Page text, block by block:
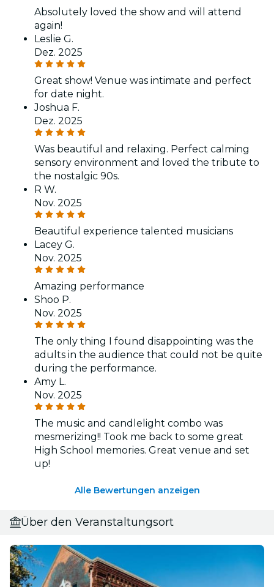
Absolutely loved the show and will attend
again!
Leslie G.
Dez. 2025
Great show! Venue was intimate and perfect
for date night.
Joshua F.
Dez. 2025
Was beautiful and relaxing. Perfect calming
sensory environment and loved the tribute to
the nostalgic 90s.
R W.
Nov. 2025
Beautiful experience talented musicians
Lacey G.
Nov. 2025
Amazing performance
Shoo P.
Nov. 2025
The only thing I found disappointing was the
adults in the audience that could not be quite
during the performance.
Amy L.
Nov. 2025
The music and candlelight combo was
mesmerizing!! Took me back to some great
High School memories. Great venue and set
up!
Alle Bewertungen anzeigen
Über den Veranstaltungsort